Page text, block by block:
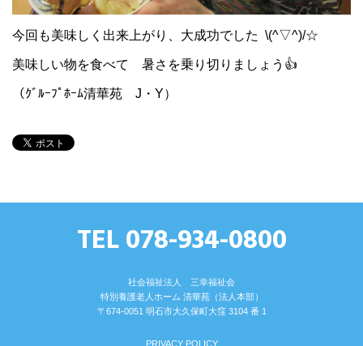
今回も美味しく出来上がり、大成功でした \(^▽^)/☆
美味しい物を食べて 暑さを乗り切りましょう👍
（ｸﾞﾙｰﾌﾟﾎｰﾑ清華苑 J・Y）
TEL 078-934-0800
社会福祉法人 三幸福祉会
特別養護⽼⼈ホーム 清華苑（法⼈本部）
〒674-0051 明⽯市⼤久保町⼤窪 3104 番 1
PRIVACY POLICY